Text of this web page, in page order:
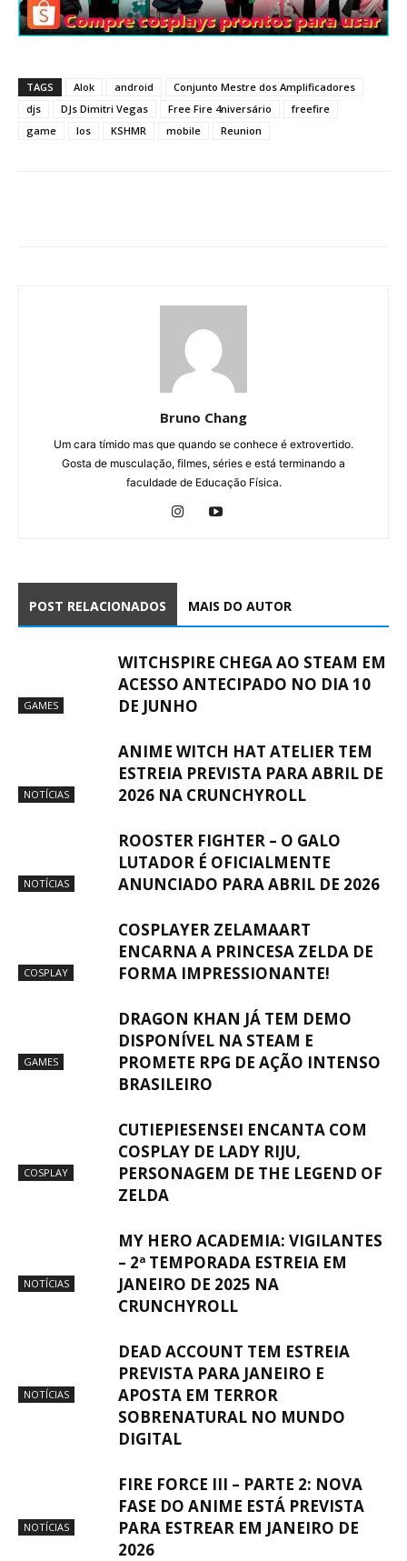
TAGS Alok android
Conjunto Mestre dos Amplificadores
djs
DJs Dimitri Vegas Free Fire 4niversário
freefire
game
Ios KSHMR mobile Reunion
Bruno Chang
Um cara tímido mas que quando se conhece é extrovertido.
Gosta de musculação, filmes, séries e está terminando a
faculdade de Educação Física.
POST RELACIONADOS MAIS DO AUTOR
GAMES
WITCHSPIRE CHEGA AO STEAM EM
ACESSO ANTECIPADO NO DIA 10
DE JUNHO
NOTÍCIAS
ANIME WITCH HAT ATELIER TEM
ESTREIA PREVISTA PARA ABRIL DE
2026 NA CRUNCHYROLL
NOTÍCIAS
ROOSTER FIGHTER – O GALO
LUTADOR É OFICIALMENTE
ANUNCIADO PARA ABRIL DE 2026
COSPLAY
COSPLAYER ZELAMAART
ENCARNA A PRINCESA ZELDA DE
FORMA IMPRESSIONANTE!
GAMES
DRAGON KHAN JÁ TEM DEMO
DISPONÍVEL NA STEAM E
PROMETE RPG DE AÇÃO INTENSO
BRASILEIRO
COSPLAY
CUTIEPIESENSEI ENCANTA COM
COSPLAY DE LADY RIJU,
PERSONAGEM DE THE LEGEND OF
ZELDA
NOTÍCIAS
MY HERO ACADEMIA: VIGILANTES
– 2ª TEMPORADA ESTREIA EM
JANEIRO DE 2025 NA
CRUNCHYROLL
NOTÍCIAS
DEAD ACCOUNT TEM ESTREIA
PREVISTA PARA JANEIRO E
APOSTA EM TERROR
SOBRENATURAL NO MUNDO
DIGITAL
NOTÍCIAS
FIRE FORCE III – PARTE 2: NOVA
FASE DO ANIME ESTÁ PREVISTA
PARA ESTREAR EM JANEIRO DE
2026